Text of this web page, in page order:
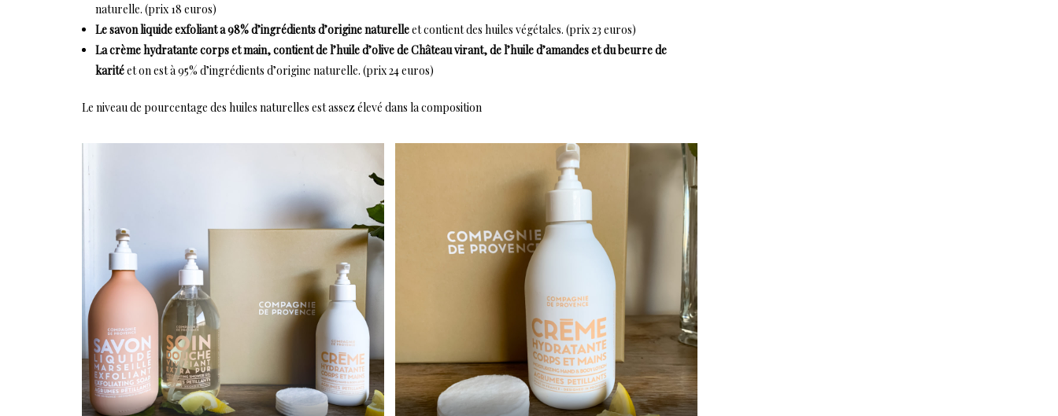
naturelle. (prix 18 euros)
Le savon liquide exfoliant a 98% d’ingrédients d’origine naturelleet contient des huiles végétales. (prix 23 euros)
La crème hydratante corps et main, contient de l’huile d’olive de Château virant, de l’huile d’amandes et du beurre de
karitéet on est à 95% d’ingrédients d’origine naturelle. (prix 24 euros)
Le niveau de pourcentage des huiles naturelles est assez élevé dans la composition